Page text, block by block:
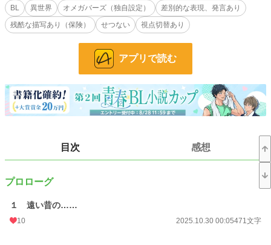
初挑戦のオメガバーズで、独自設定が多いです。激しめの絡みには※を付けま
す。誤字脱字、見落としていたらすみません。
小説家になろう様にも投稿しています。
228,572 位 / 228,572 件
31,381 位 / 31,381 件
お気に入り 31
24h.ポイント 0 pt
更新日時 2025.11.27 00:28
初回公開日時 2025.10.30 00:05
週間ポイント 28 pt (56,925 位)
月間ポイント
BL
異世界 オメガバーズ（独自設定）
差別的な表現、発言あり
残酷な描写あり（保険）
せつない 視点切替あり
アプリで読む
目次 感想
プロローグ
１ 遠い昔の……
10 2025.10.30 00:05471文字